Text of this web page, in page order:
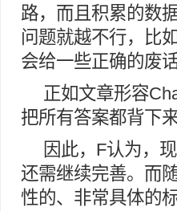
路，而且积累的数
问题就越不行，比
会给一些正确的废
正如文章形容
把所有答案都背下来
因此，F认为，
还需继续完善。而
性的、非常具体的